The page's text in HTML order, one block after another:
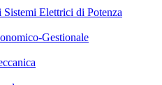
Sistemi Elettrici di Potenza
Gestionale